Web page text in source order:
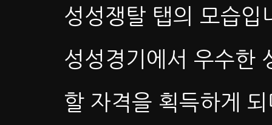
성성쟁탈 탭의 모습입
성성경기에서 우수한
할 자격을 획득하게